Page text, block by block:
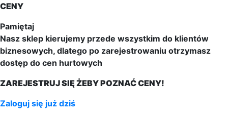
CENY
Pamiętaj
Nasz sklep kierujemy przede wszystkim do klientów
biznesowych, dlatego po zarejestrowaniu otrzymasz
dostęp do cen hurtowych
ZAREJESTRUJ SIĘ ŻEBY POZNAĆ CENY!
Zaloguj się już dziś